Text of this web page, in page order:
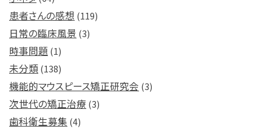
患者さんの感想 (119)
日常の臨床風景 (3)
時事問題 (1)
未分類(138)
機能的マウスピース矯正研究会 (3)
次世代の矯正治療 (3)
歯科衛生募集 (4)